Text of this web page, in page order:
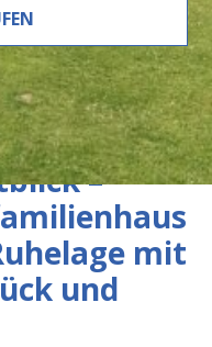
–
mit
und